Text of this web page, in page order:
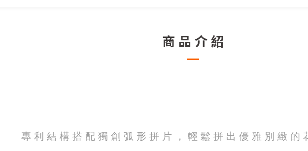
商 品 介 紹
專 利 結 構 搭 配 獨 創 弧 形 拼 片 ， 輕 鬆 拼 出 優 雅 別 緻 的